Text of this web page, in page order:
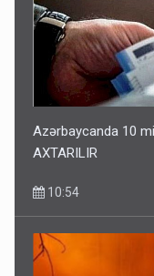
Azərbaycanda 10
AXTARILIR
10:54